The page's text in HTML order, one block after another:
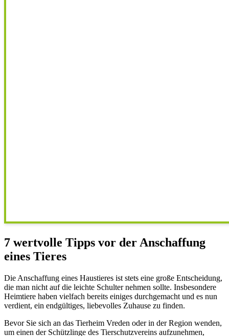
7 wertvolle Tipps vor der Anschaffung
eines Tieres
Die Anschaffung eines Haustieres ist stets eine große Entscheidung,
die man nicht auf die leichte Schulter nehmen sollte. Insbesondere
Heimtiere haben vielfach bereits einiges durchgemacht und es nun
verdient, ein endgültiges, liebevolles Zuhause zu finden.
Bevor Sie sich an das Tierheim Vreden oder in der Region wenden,
um einen der Schützlinge des Tierschutzvereins aufzunehmen,